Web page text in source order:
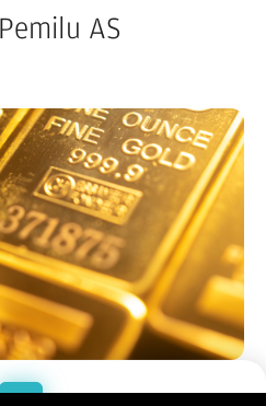
AS
emas dunia berisiko mengalami
menunggu hasil pemilu AS